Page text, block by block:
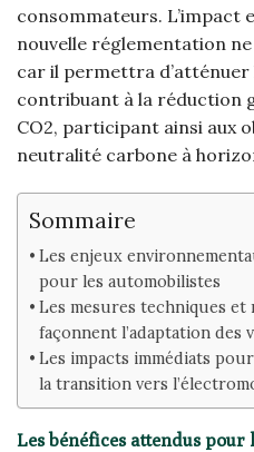
consommateurs. L’impact
nouvelle réglementation
car il permettra
contribuant à la réduction
CO2, participant ainsi aux
neutralité carbone à
Sommaire
Les enjeux
pour les automobilistes
Les mesures techniques
façonnent l’adaptation des
Les impacts immédiats
la transition vers
Les bénéfices attendus pour